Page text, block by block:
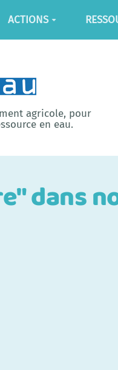
ACTIONS
agricole, pour
en eau.
dans